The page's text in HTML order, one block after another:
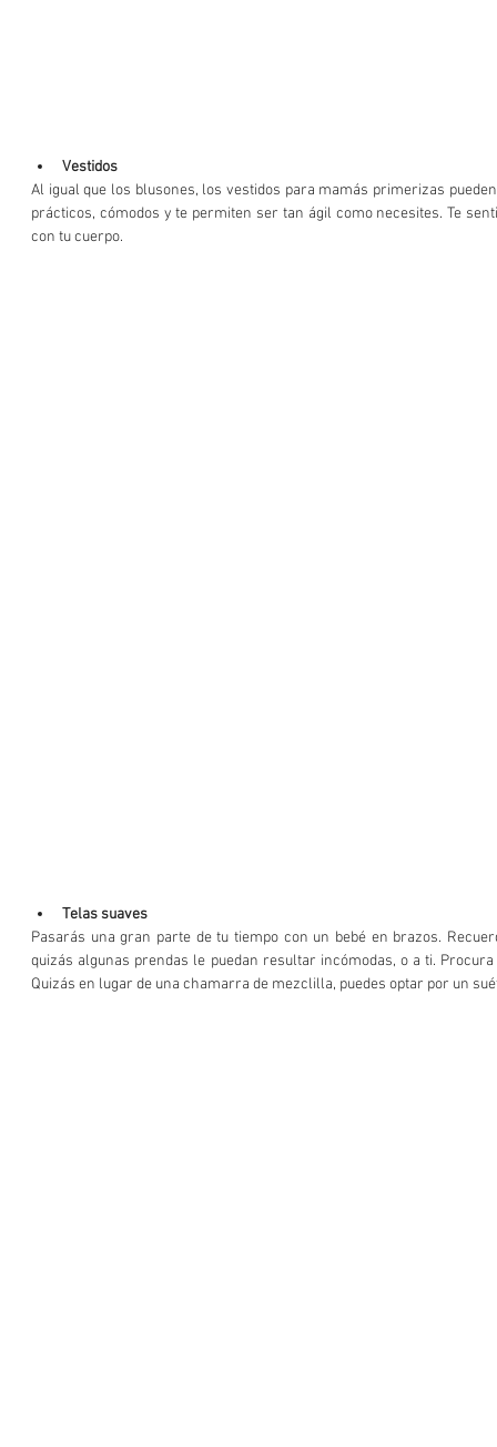
Vestidos
Al igual que los blusones, los vestidos para mamás primerizas
prácticos, cómodos y te permiten ser tan ágil como necesites. Te
con tu cuerpo.
Telas suaves
Pasarás una gran parte de tu tiempo con un bebé en brazos.
quizás algunas prendas le puedan resultar incómodas, o a ti.
Quizás en lugar de una chamarra de mezclilla, puedes optar por un